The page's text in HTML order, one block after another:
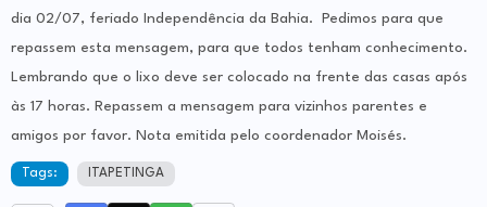
dia 02/07, feriado Independência da Bahia. Pedimos para que
repassem esta mensagem, para que todos tenham conhecimento.
Lembrando que o lixo deve ser colocado na frente das casas após
às 17 horas. Repassem a mensagem para vizinhos parentes e
amigos por favor. Nota emitida pelo coordenador Moisés.
Tags: ITAPETINGA